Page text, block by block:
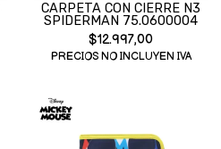
CARPETA CON CIERRE N3
SPIDERMAN 75.0600004
$12.997,00
PRECIOS NO INCLUYEN IVA